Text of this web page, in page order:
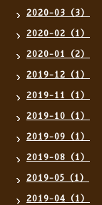
2020-03（3）
2020-02（1）
2020-01（2）
2019-12（1）
2019-11（1）
2019-10（1）
2019-09（1）
2019-08（1）
2019-05（1）
2019-04（1）